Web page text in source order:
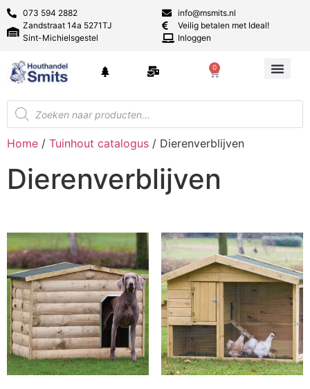
073 594 2882
Zandstraat 14a 5271TJ
Sint-Michielsgestel
info@msmits.nl
Veilig betalen met Ideal!
Inloggen
0
Home / Tuinhout catalogus / Dierenverblijven
Dierenverblijven